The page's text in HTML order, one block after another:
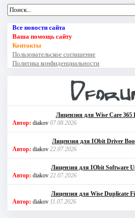
Все новости сайта
Ваша помощь сайту
Контакты
Пользовательское соглашение
Политика конфиденциальности
Лицензия для Wise Care 365
Автор: diakov 07.08.2026
Лицензия для IObit Driver
Автор: diakov 22.07.2026
Лицензия для IObit Software
Автор: diakov 22.07.2026
Лицензия для Wise Duplicate
Автор: diakov 11.07.2026